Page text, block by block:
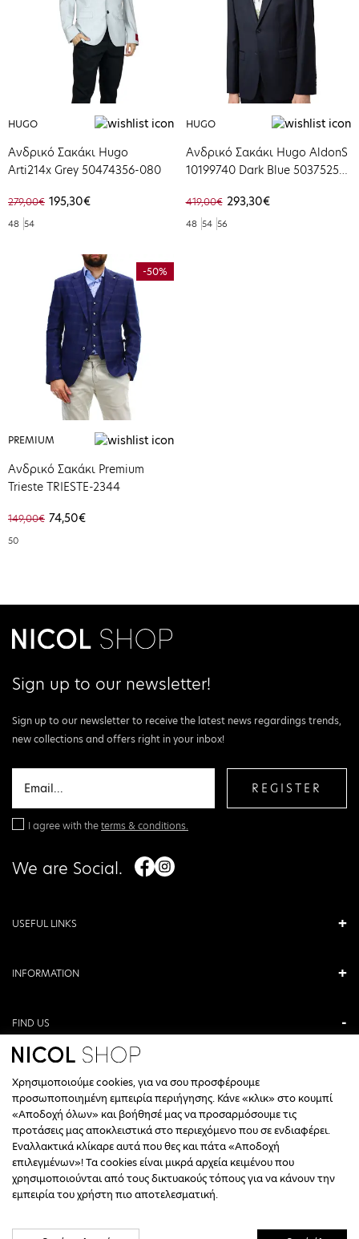
HUGO
Ανδρικό Σακάκι Hugo
Arti214x Grey 50474356-080
279,00€ 195,30€
48 54
HUGO
Ανδρικό Σακάκι Hugo AldonS
10199740 Dark Blue 50375250-
419,00€ 293,30€
48 54 56
-50%
PREMIUM
Ανδρικό Σακάκι Premium
Trieste TRIESTE-2344
149,00€ 74,50€
50
Sign up to our newsletter!
Sign up to our newsletter to receive the latest news regardings trends,
new collections and offers right in your inbox!
REGISTER
I agree with theterms & conditions.
We are Social.
USEFUL LINKS
INFORMATION
FIND US
ANTONIOU KAMARA 3, VERIA, GREECE
+30 23310 76336
CALL CENTER HOURS
ΔΕΥΤΕΡΑ, ΤΕΤΑΡΤΗ: 09:00 - 14:30
ΤΡΙΤΗ, ΠΕΜΠΤΗ, ΠΑΡΑΣΚΕΥΗ: 09:30 - 14:00 & 17:30 - 21:00
ΣΑΒΒΑΤΟ: 09:30 - 14:30
Χρησιμοποιούμε cookies, για να σου προσφέρουμε
προσωποποιημένη εμπειρία περιήγησης. Κάνε «κλικ» στο κουμπί
«Αποδοχή όλων» και βοήθησέ μας να προσαρμόσουμε τις
προτάσεις μας αποκλειστικά στο περιεχόμενο που σε ενδιαφέρει.
Εναλλακτικά κλίκαρε αυτά που θες και πάτα «Αποδοχή
επιλεγμένων»! Τα cookies είναι μικρά αρχεία κειμένου που
χρησιμοποιούνται από τους δικτυακούς τόπους για να κάνουν την
εμπειρία του χρήστη πιο αποτελεσματική.